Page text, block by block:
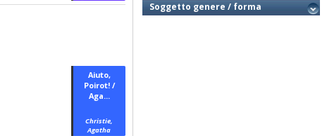
Aiuto,
Poirot! /
Aga...
Christie,
Agatha
Soggetto genere / forma